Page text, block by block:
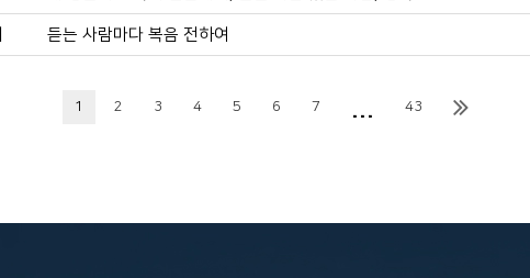
듣는 사람마다 복음 전하여
1 2 3 4 5 6 7 ... 43